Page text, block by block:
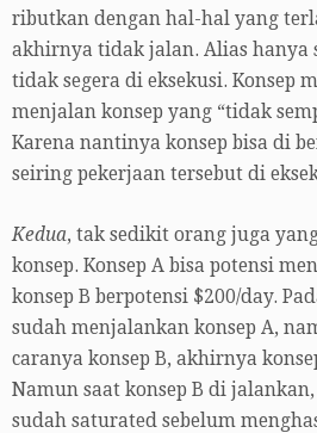
ributkan dengan hal-hal yang
akhirnya tidak jalan. Alias hanya
tidak segera di eksekusi. Konsep
menjalan konsep yang “tidak
Karena nantinya konsep bisa di
seiring pekerjaan tersebut di
Kedua, tak sedikit orang juga
konsep. Konsep A bisa potensi
konsep B berpotensi $200/day.
sudah menjalankan konsep A,
caranya konsep B, akhirnya
Namun saat konsep B di
sudah saturated sebelum